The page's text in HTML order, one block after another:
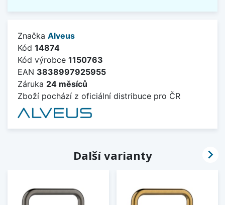
Značka Alveus
Kód 14874
Kód výrobce 1150763
EAN 3838997925955
Záruka 24 měsíců
Zboží pochází z oficiální distribuce pro ČR
Další varianty 